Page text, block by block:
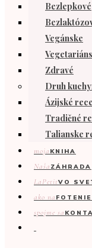
Bezlepkové
Vegánske
Zdravé
Druh
Ázijské
Tradičné
Talianske
moja KNIHA
Naša ZÁHRADA
LaPetitVO
ako na
spojme sa